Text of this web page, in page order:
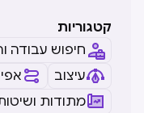
קטגוריות
חיפוש עבודה
עיצוב
מתודות